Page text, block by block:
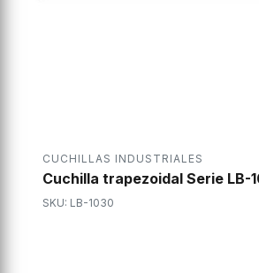
CUCHILLAS INDUSTRIALES
Cuchilla trapezoidal Serie LB-
SKU: LB-1030